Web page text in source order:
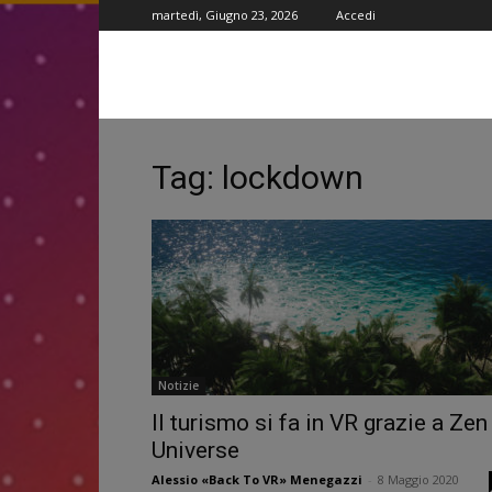
martedì, Giugno 23, 2026 Accedi
Tag: lockdown
Notizie
Il turismo si fa in VR grazie a Zen
Universe
Alessio «Back To VR» Menegazzi 8 Maggio 2020